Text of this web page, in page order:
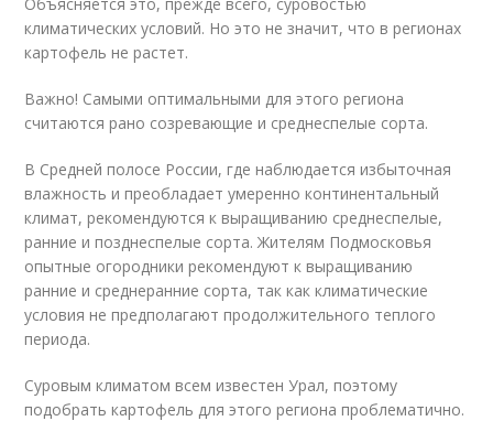
климатических условий. Но это не значит, что в регионах
картофель не растет.
Важно! Самыми оптимальными для этого региона
считаются рано созревающие и среднеспелые сорта.
В Средней полосе России, где наблюдается избыточная
влажность и преобладает умеренно континентальный
климат, рекомендуются к выращиванию среднеспелые,
ранние и позднеспелые сорта. Жителям Подмосковья
опытные огородники рекомендуют к выращиванию
ранние и среднеранние сорта, так как климатические
условия не предполагают продолжительного теплого
периода.
Суровым климатом всем известен Урал, поэтому
подобрать картофель для этого региона проблематично.